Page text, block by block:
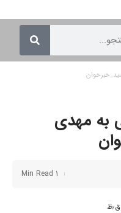
به مهدی
1 Min Read